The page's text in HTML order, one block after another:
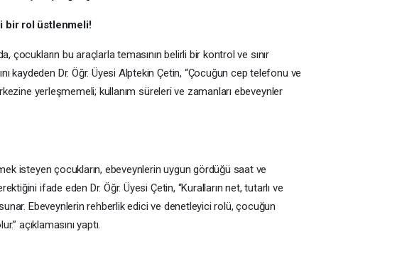
bir rol üstlenmeli!
çocukların bu araçlarla temasının belirli bir kontrol ve sınır
kaydeden Dr. Öğr. Üyesi Alptekin Çetin, “Çocuğun cep telefonu ve
yerleşmemeli; kullanım süreleri ve zamanları ebeveynler
isteyen çocukların, ebeveynlerin uygun gördüğü saat ve
ifade eden Dr. Öğr. Üyesi Çetin, “Kuralların net, tutarlı ve
Ebeveynlerin rehberlik edici ve denetleyici rolü, çocuğun
açıklamasını yaptı.